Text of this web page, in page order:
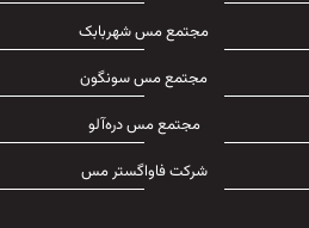
مجتمع مس شهربابک
مجتمع مس سونگون
مجتمع مس دره‌آلو
شرکت فاواگستر مس